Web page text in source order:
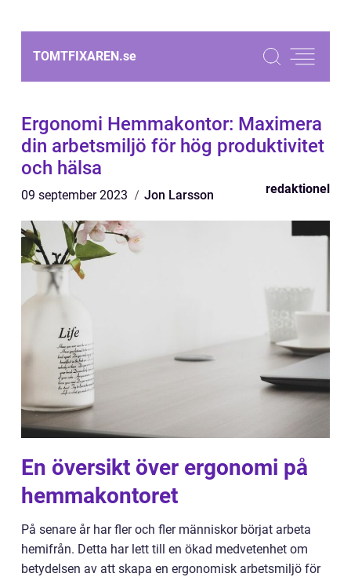
TOMTFIXAREN.se
Ergonomi Hemmakontor: Maximera
din arbetsmiljö för hög produktivitet
och hälsa
09 september 2023 Jon Larsson redaktionel
En översikt över ergonomi på
hemmakontoret
På senare år har fler och fler människor börjat arbeta
hemifrån. Detta har lett till en ökad medvetenhet om
betydelsen av att skapa en ergonomisk arbetsmiljö för